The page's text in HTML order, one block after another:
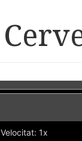
Velocitat: 1x